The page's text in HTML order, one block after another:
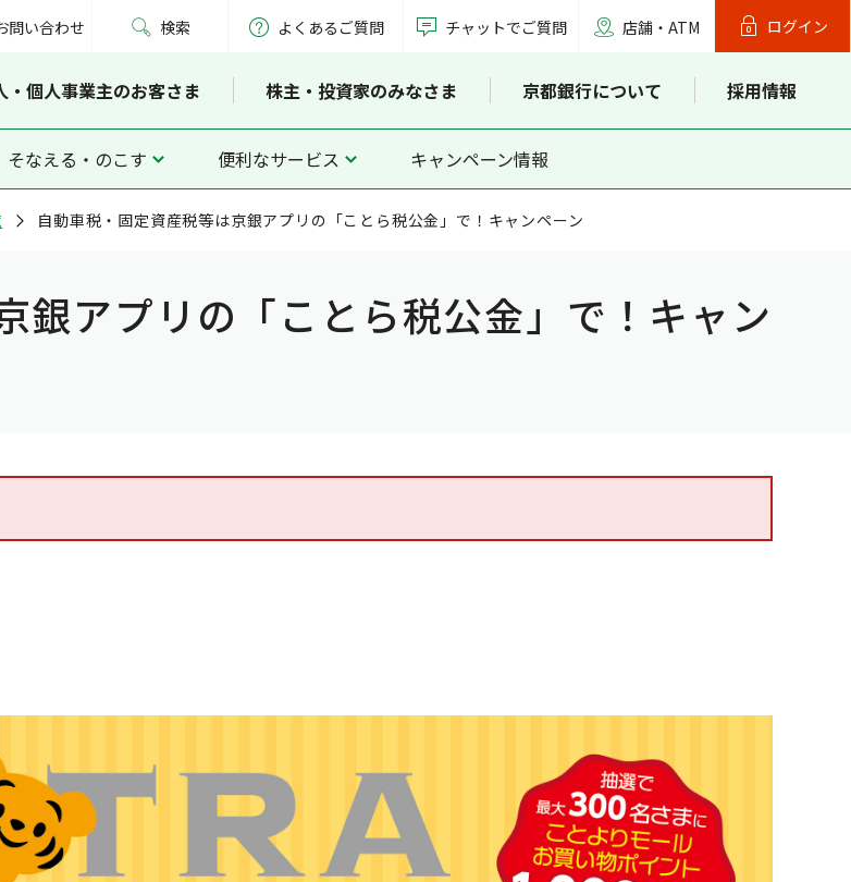
問い合わせ 検索 よくあるご質問 チャットでご質問 店舗・ATM ログイン
・個人事業主のお客さま 株主・投資家のみなさま 京都銀行について 採用情報
そなえる・のこす 便利なサービス キャンペーン情報
自動車税・固定資産税等は京銀アプリの「ことら税公金」で！キャンペーン
銀アプリの「ことら税公金」で！キャン